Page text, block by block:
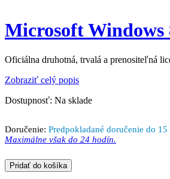
Microsoft Windows
Oficiálna druhotná, trvalá a prenositeľná
Zobraziť celý popis
Dostupnosť: Na sklade
Doručenie: Predpokladané doručenie do
Maximálne však do 24 hodín.
Pridať do košíka